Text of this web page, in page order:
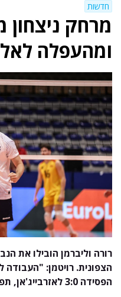
חדשות
מרחק ניצחון
ומהעפלה
רורה וליברמן הובילו את
הצפונית. רויטמן:
הפסידה 3:0 לאזרבייג'אן, תפגוש מחר את שווייץ.